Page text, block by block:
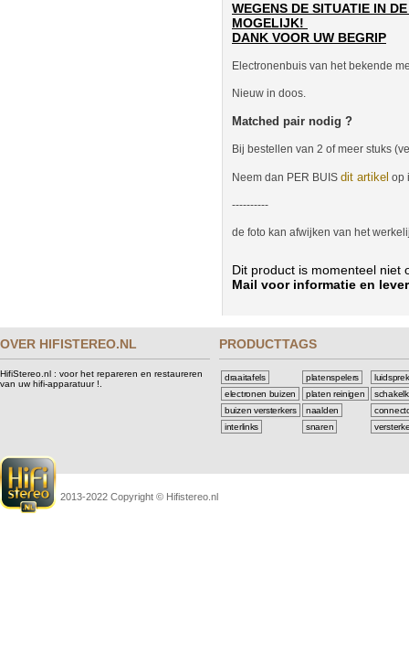
WEGENS DE SITUATIE IN
MOGELIJK!
DANK VOOR UW BEGRIP
Electronenbuis van het bekende
Nieuw in doos.
Matched pair nodig ?
Bij bestellen van 2 of meer stuks
Neem dan PER BUIS dit artikel op
----------
de foto kan afwijken van het
Dit product is momenteel niet
Mail voor informatie en
OVER HIFISTEREO.NL
HifiStereo.nl : voor het repareren en restaureren
van uw hifi-apparatuur !.
PRODUCTTAGS
draaitafels
electronen buizen
buizen versterkers
interlinks
platenspelers
platen reinigen
naalden
snaren
2013-2022 Copyright © Hifistereo.nl